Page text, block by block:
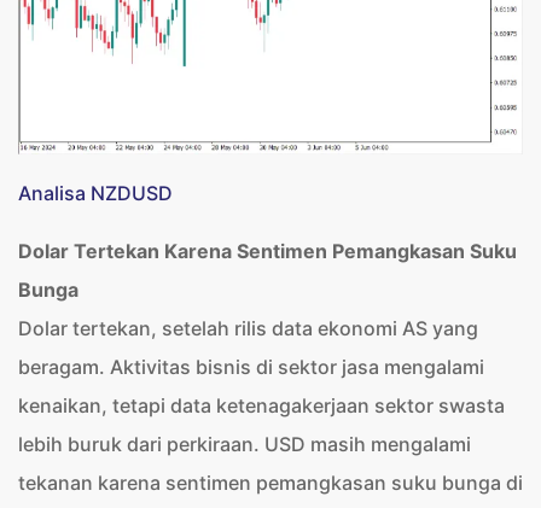
Analisa NZDUSD
Dolar Tertekan Karena Sentimen Pemangkasan Suku
Bunga
Dolar tertekan, setelah rilis data ekonomi AS yang
beragam. Aktivitas bisnis di sektor jasa mengalami
kenaikan, tetapi data ketenagakerjaan sektor swasta
lebih buruk dari perkiraan. USD masih mengalami
tekanan karena sentimen pemangkasan suku bunga di